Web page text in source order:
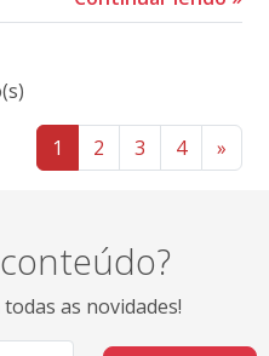
1 2 3 4 »
as novidades!